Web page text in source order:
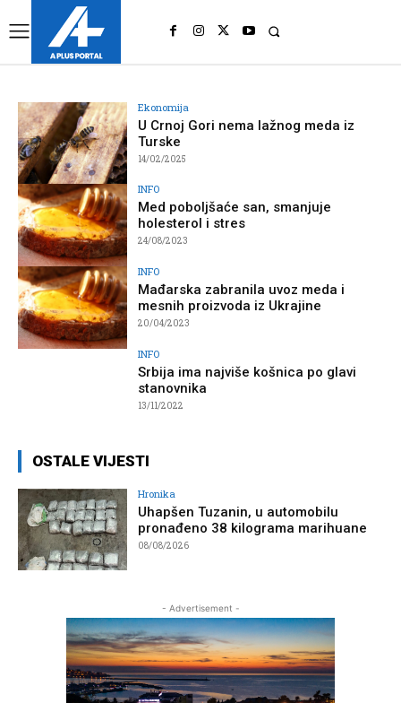
Ekonomija
U Crnoj Gori nema lažnog meda iz
Turske
14/02/2025
INFO
Med poboljšaće san, smanjuje
holesterol i stres
24/08/2023
INFO
Mađarska zabranila uvoz meda i
mesnih proizvoda iz Ukrajine
20/04/2023
INFO
Srbija ima najviše košnica po glavi
stanovnika
13/11/2022
OSTALE VIJESTI
Hronika
Uhapšen Tuzanin, u automobilu
pronađeno 38 kilograma marihuane
08/08/2026
- Advertisement -